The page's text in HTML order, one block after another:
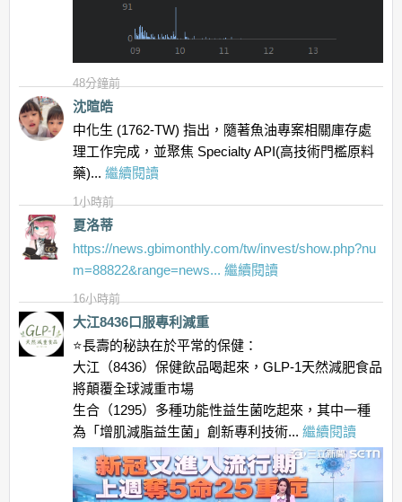
48分鐘前
沈暄皓
中化生 (1762-TW) 指出，隨著魚油專案相關庫存處
理工作完成，並聚焦 Specialty API(高技術門檻原料
藥)... 繼續閱讀
1小時前
夏洛蒂
https://news.gbimonthly.com/tw/invest/show.php?nu
m=88822&range=news... 繼續閱讀
16小時前
大江8436口服專利減重
⭐️長壽的秘訣在於平常的保健：
大江（8436）保健飲品喝起來，GLP-1天然減肥食品
將顛覆全球減重市場
生合（1295）多種功能性益生菌吃起來，其中一種
為「增肌減脂益生菌」創新專利技術... 繼續閱讀